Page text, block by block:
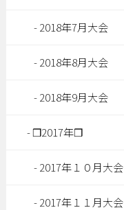
2018年7月大会
2018年8月大会
2018年9月大会
❒2017年❒
2017年１０月大会
2017年１１月大会